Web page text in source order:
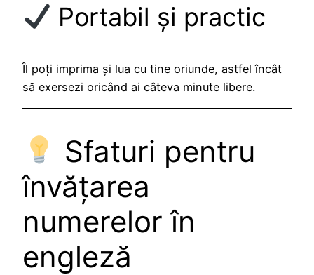
Portabil și practic
Îl poți imprima și lua cu tine oriunde, astfel încât
să exersezi oricând ai câteva minute libere.
Sfaturi pentru
învățarea
numerelor în
engleză